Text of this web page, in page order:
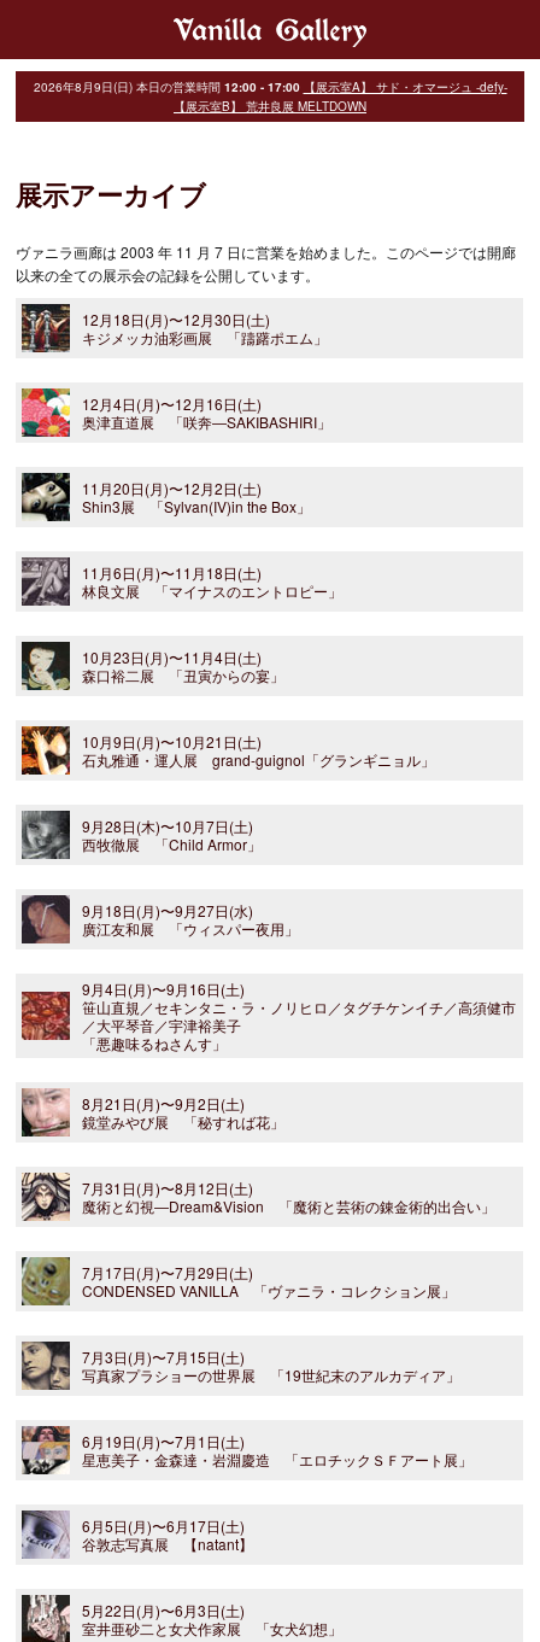
2026年8月9日(日) 本日の営業時間 12:00 - 17:00
【展示室A】 サド・オマージュ -defy-
【展示室B】 荒井良展 MELTDOWN
展示アーカイブ
ヴァニラ画廊は 2003 年 11 月 7 日に営業を始めました。このページでは開廊
以来の全ての展示会の記録を公開しています。
12月18日(月)〜12月30日(土)
キジメッカ油彩画展 「躊躇ポエム」
12月4日(月)〜12月16日(土)
奥津直道展 「咲奔―SAKIBASHIRI」
11月20日(月)〜12月2日(土)
Shin3展 「Sylvan(IV)in the Box」
11月6日(月)〜11月18日(土)
林良文展 「マイナスのエントロピー」
10月23日(月)〜11月4日(土)
森口裕二展 「丑寅からの宴」
10月9日(月)〜10月21日(土)
石丸雅通・運人展 grand-guignol「グランギニョル」
9月28日(木)〜10月7日(土)
西牧徹展 「Child Armor」
9月18日(月)〜9月27日(水)
廣江友和展 「ウィスパー夜用」
9月4日(月)〜9月16日(土)
笹山直規／セキンタニ・ラ・ノリヒロ／タグチケンイチ／高須健市
／大平琴音／宇津裕美子
「悪趣味るねさんす」
8月21日(月)〜9月2日(土)
鏡堂みやび展 「秘すれば花」
7月31日(月)〜8月12日(土)
魔術と幻視―Dream&Vision 「魔術と芸術の錬金術的出合い」
7月17日(月)〜7月29日(土)
CONDENSED VANILLA 「ヴァニラ・コレクション展」
7月3日(月)〜7月15日(土)
写真家プラショーの世界展 「19世紀末のアルカディア」
6月19日(月)〜7月1日(土)
星恵美子・金森達・岩淵慶造 「エロチックＳＦアート展」
6月5日(月)〜6月17日(土)
谷敦志写真展 【natant】
5月22日(月)〜6月3日(土)
室井亜砂二と女犬作家展 「女犬幻想」